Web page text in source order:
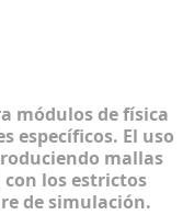
módulos de física
específicos. El uso
mallas
los estrictos
de simulación.